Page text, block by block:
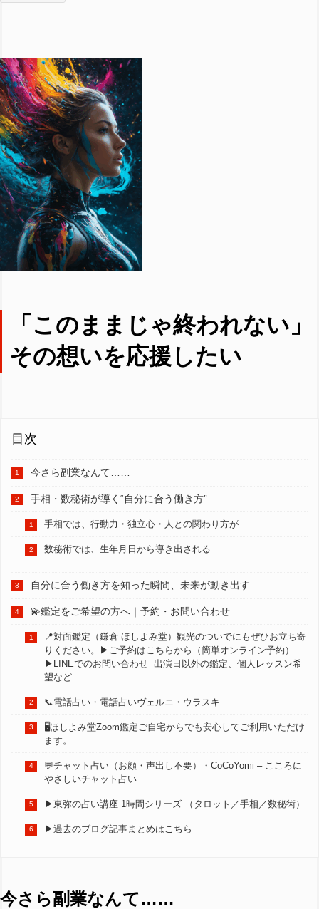
「このままじゃ終われない」
その想いを応援したい
目次
今さら副業なんて……
手相・数秘術が導く“自分に合う働き方”
手相では、行動力・独立心・人との関わり方が
数秘術では、生年月日から導き出される
自分に合う働き方を知った瞬間、未来が動き出す
💫鑑定をご希望の方へ｜予約・お問い合わせ
📍対面鑑定（鎌倉 ほしよみ堂）観光のついでにもぜひお立ち寄
りください。▶︎ご予約はこちらから（簡単オンライン予約）
▶︎LINEでのお問い合わせ 出演日以外の鑑定、個人レッスン希
望など
📞電話占い・電話占いヴェルニ・ウラスキ
🖥️ほしよみ堂Zoom鑑定ご自宅からでも安心してご利用いただけ
ます。
💬チャット占い（お顔・声出し不要）・CoCoYomi – こころに
やさしいチャット占い
▶︎東弥の占い講座 1時間シリーズ （タロット／手相／数秘術）
▶︎過去のブログ記事まとめはこちら
今さら副業なんて……